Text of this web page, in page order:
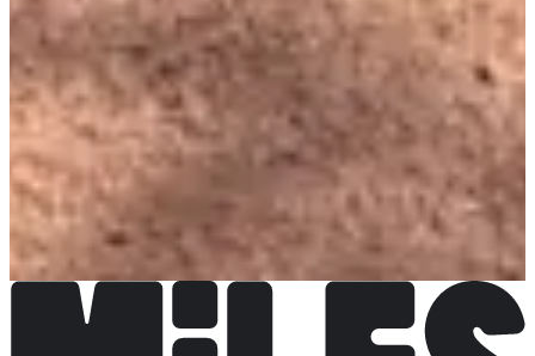
Course 20 km Date à confirmer
Plus d'info
Course 10 km Date à confirmer
Plus d'info
Plus d'info
Marche 10 km Date à confirmer
Plus d'info
Plus d'info
Course famille sans chrono Date à confirmer
Plus d'info
Plus d'info